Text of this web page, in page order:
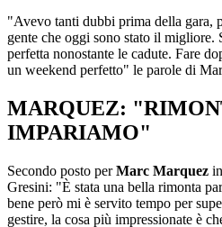
"Avevo tanti dubbi prima della gara,
gente che oggi sono stato il migliore.
perfetta nonostante le cadute. Fare
un weekend perfetto" le parole di
MARQUEZ:
IMPARIAMO"
Secondo posto perMarc Marquez
Gresini: "È stata una bella rimonta
bene però mi è servito tempo per
gestire, la cosa più impressionate è